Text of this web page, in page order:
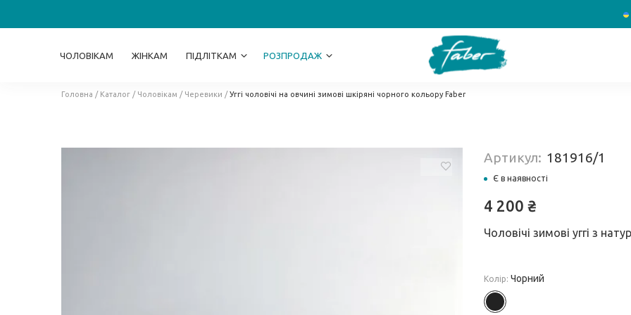
ЧОЛОВІКАМ ЖІНКАМ ПІДЛІТКАМ РОЗПРОДАЖ
Головна / Каталог / Чоловікам / Черевики /Уггі чоловічі на овчині зимові шкіряні чорного кольору Faber
Артикул: 181916/1
Є в наявності
4 200 ₴
Чоловічі зимові уггі з
Колір: Чорний